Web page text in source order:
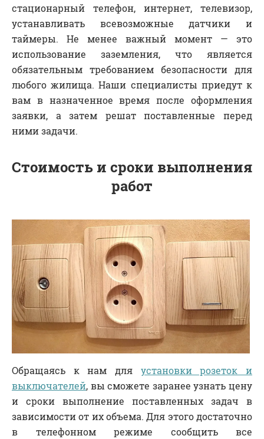
стационарный телефон, интернет, телевизор,
устанавливать всевозможные датчики и
таймеры. Не менее важный момент — это
использование заземления, что является
обязательным требованием безопасности для
любого жилища. Наши специалисты приедут к
вам в назначенное время после оформления
заявки, а затем решат поставленные перед
ними задачи.
Стоимость и сроки выполнения
работ
Обращаясь к нам для установки розеток и
выключателей, вы сможете заранее узнать цену
и сроки выполнение поставленных задач в
зависимости от их объема. Для этого достаточно
в телефонном режиме сообщить все